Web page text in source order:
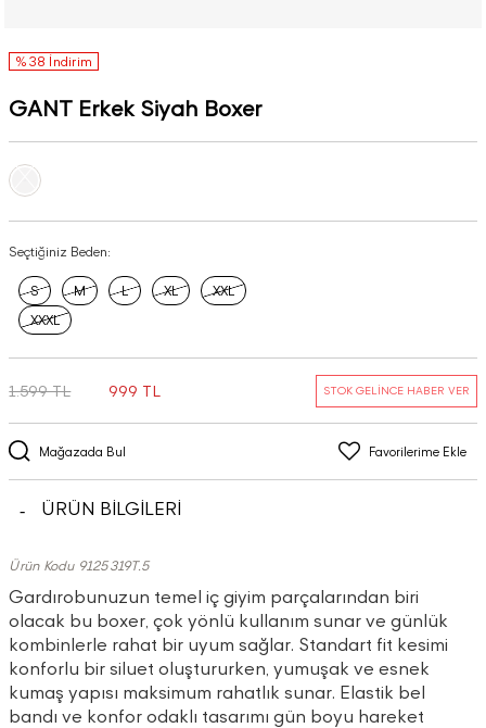
%38 İndirim
GANT Erkek Siyah Boxer
Seçtiğiniz Beden:
S M L XL
XXL
XXXL
Mağazada Bul Favorilerime Ekle
1.599 TL 999 TL STOK GELİNCE HABER VER
ÜRÜN BİLGİLERİ
Ürün Kodu 9125319T.5
Gardırobunuzun temel iç giyim parçalarından biri
olacak bu boxer, çok yönlü kullanım sunar ve günlük
kombinlerle rahat bir uyum sağlar. Standart fit kesimi
konforlu bir siluet oluştururken, yumuşak ve esnek
kumaş yapısı maksimum rahatlık sunar. Elastik bel
bandı ve konfor odaklı tasarımı gün boyu hareket